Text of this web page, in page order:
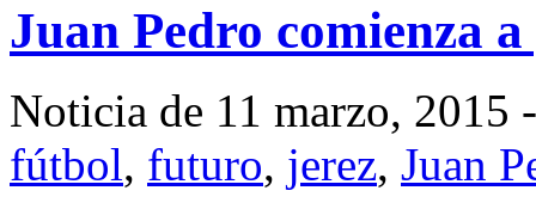
Juan Pedro comienza
Noticia de 11 marzo, 2015
fútbol, futuro, jerez, Juan